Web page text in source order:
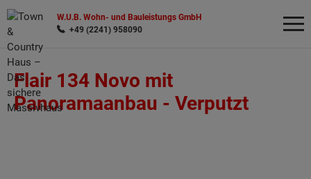
W.U.B. Wohn- und Bauleistungs GmbH
+49 (2241) 958090
Flair 134 Novo mit
Panoramaanbau - Verputzt
Wonach möchten Sie suchen?